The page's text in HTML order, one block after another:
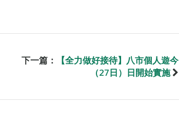
下一篇：
【全力做好接待】八市個人遊今
（27日）日開始實施